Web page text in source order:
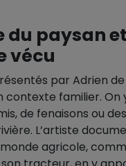
du paysan
vécu
par Adrien
contexte familier.
de fenaisons ou
L’artiste
agricole,